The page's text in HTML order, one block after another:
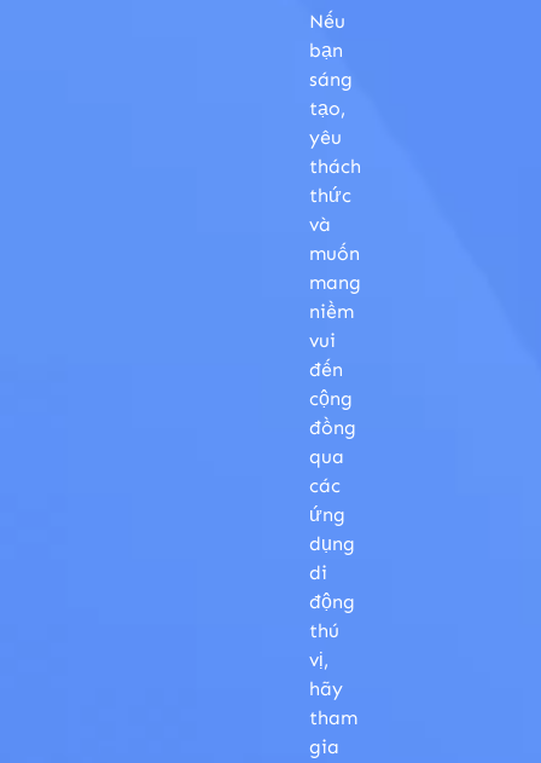
Nếu
bạn
sáng
tạo,
yêu
thách
thức
và
muốn
mang
niềm
vui
đến
cộng
đồng
qua
các
ứng
dụng
di
động
thú
vị,
hãy
tham
gia